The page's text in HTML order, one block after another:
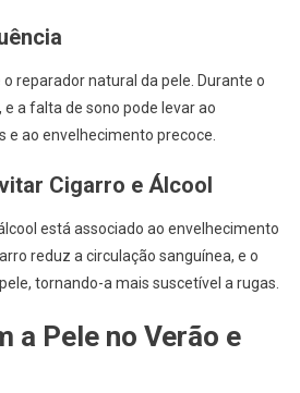
reparador natural da pele. Durante o
e a falta de sono pode levar ao
e ao envelhecimento precoce.
Cigarro e Álcool
está associado ao envelhecimento
reduz a circulação sanguínea, e o
tornando-a mais suscetível a rugas.
a Pele no Verão e